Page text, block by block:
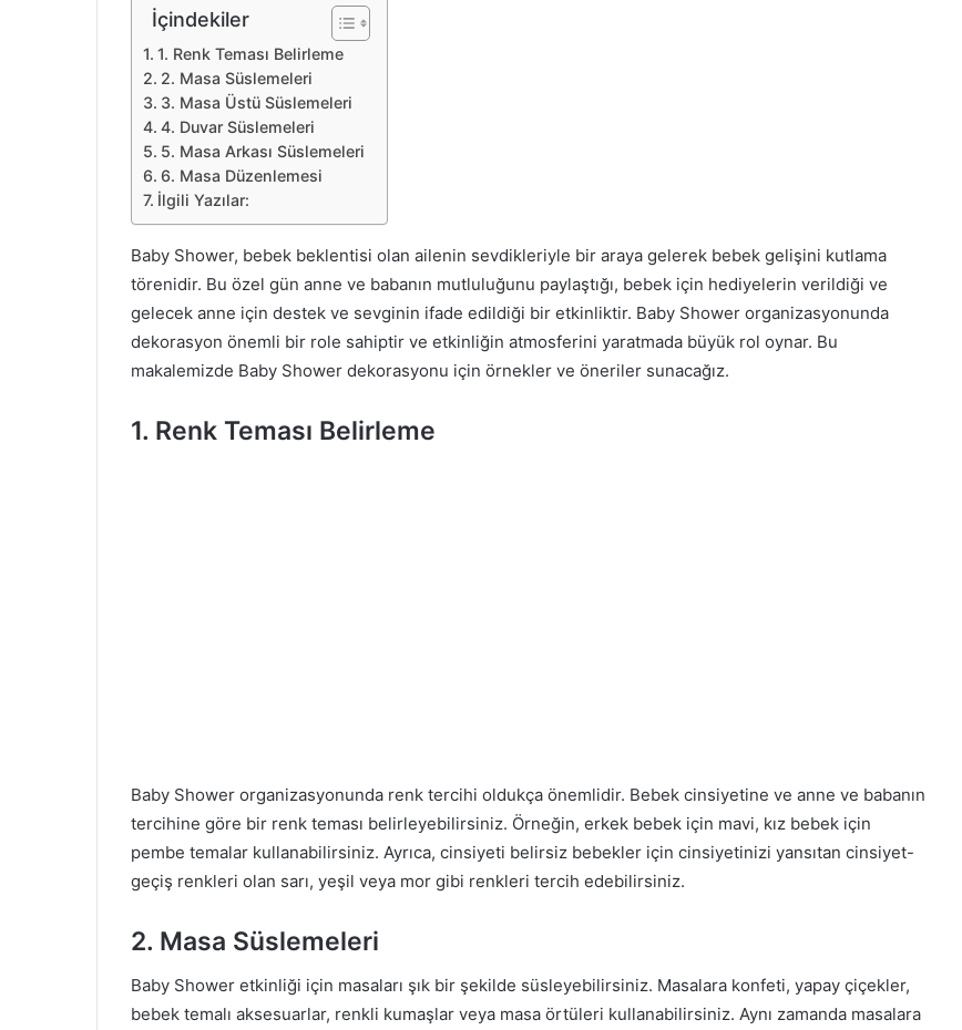
İçindekiler
1. Renk Teması Belirleme
2. Masa Süslemeleri
3. Masa Üstü Süslemeleri
4. Duvar Süslemeleri
5. Masa Arkası Süslemeleri
6. Masa Düzenlemesi
İlgili Yazılar:
Baby Shower, bebek beklentisi olan ailenin sevdikleriyle bir araya gelerek bebek gelişini kutlama
törenidir. Bu özel gün anne ve babanın mutluluğunu paylaştığı, bebek için hediyelerin verildiği ve
gelecek anne için destek ve sevginin ifade edildiği bir etkinliktir. Baby Shower organizasyonunda
dekorasyon önemli bir role sahiptir ve etkinliğin atmosferini yaratmada büyük rol oynar. Bu
makalemizde Baby Shower dekorasyonu için örnekler ve öneriler sunacağız.
1. Renk Teması Belirleme
Baby Shower organizasyonunda renk tercihi oldukça önemlidir. Bebek cinsiyetine ve anne ve babanın
tercihine göre bir renk teması belirleyebilirsiniz. Örneğin, erkek bebek için mavi, kız bebek için
pembe temalar kullanabilirsiniz. Ayrıca, cinsiyeti belirsiz bebekler için cinsiyetinizi yansıtan cinsiyet-
geçiş renkleri olan sarı, yeşil veya mor gibi renkleri tercih edebilirsiniz.
2. Masa Süslemeleri
Baby Shower etkinliği için masaları şık bir şekilde süsleyebilirsiniz. Masalara konfeti, yapay çiçekler,
bebek temalı aksesuarlar, renkli kumaşlar veya masa örtüleri kullanabilirsiniz. Aynı zamanda masalara